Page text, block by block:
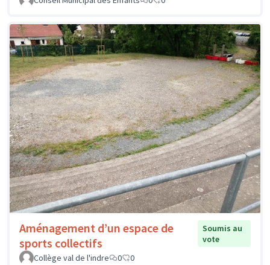
Aménagement d’un espace de
sports collectifs
Soumis au
vote
Collège val de l'indre
0 0